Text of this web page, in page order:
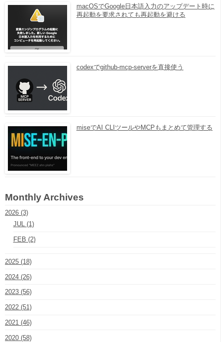
macOSでGoogle日本語入力のアップデート時に
再起動を要求されても再起動を避ける
codexでgithub-mcp-serverを直接使う
miseでAI CLIツールやMCPもまとめて管理する
Monthly Archives
2026 (3)
JUL (1)
FEB (2)
2025 (18)
2024 (26)
2023 (56)
2022 (51)
2021 (46)
2020 (58)